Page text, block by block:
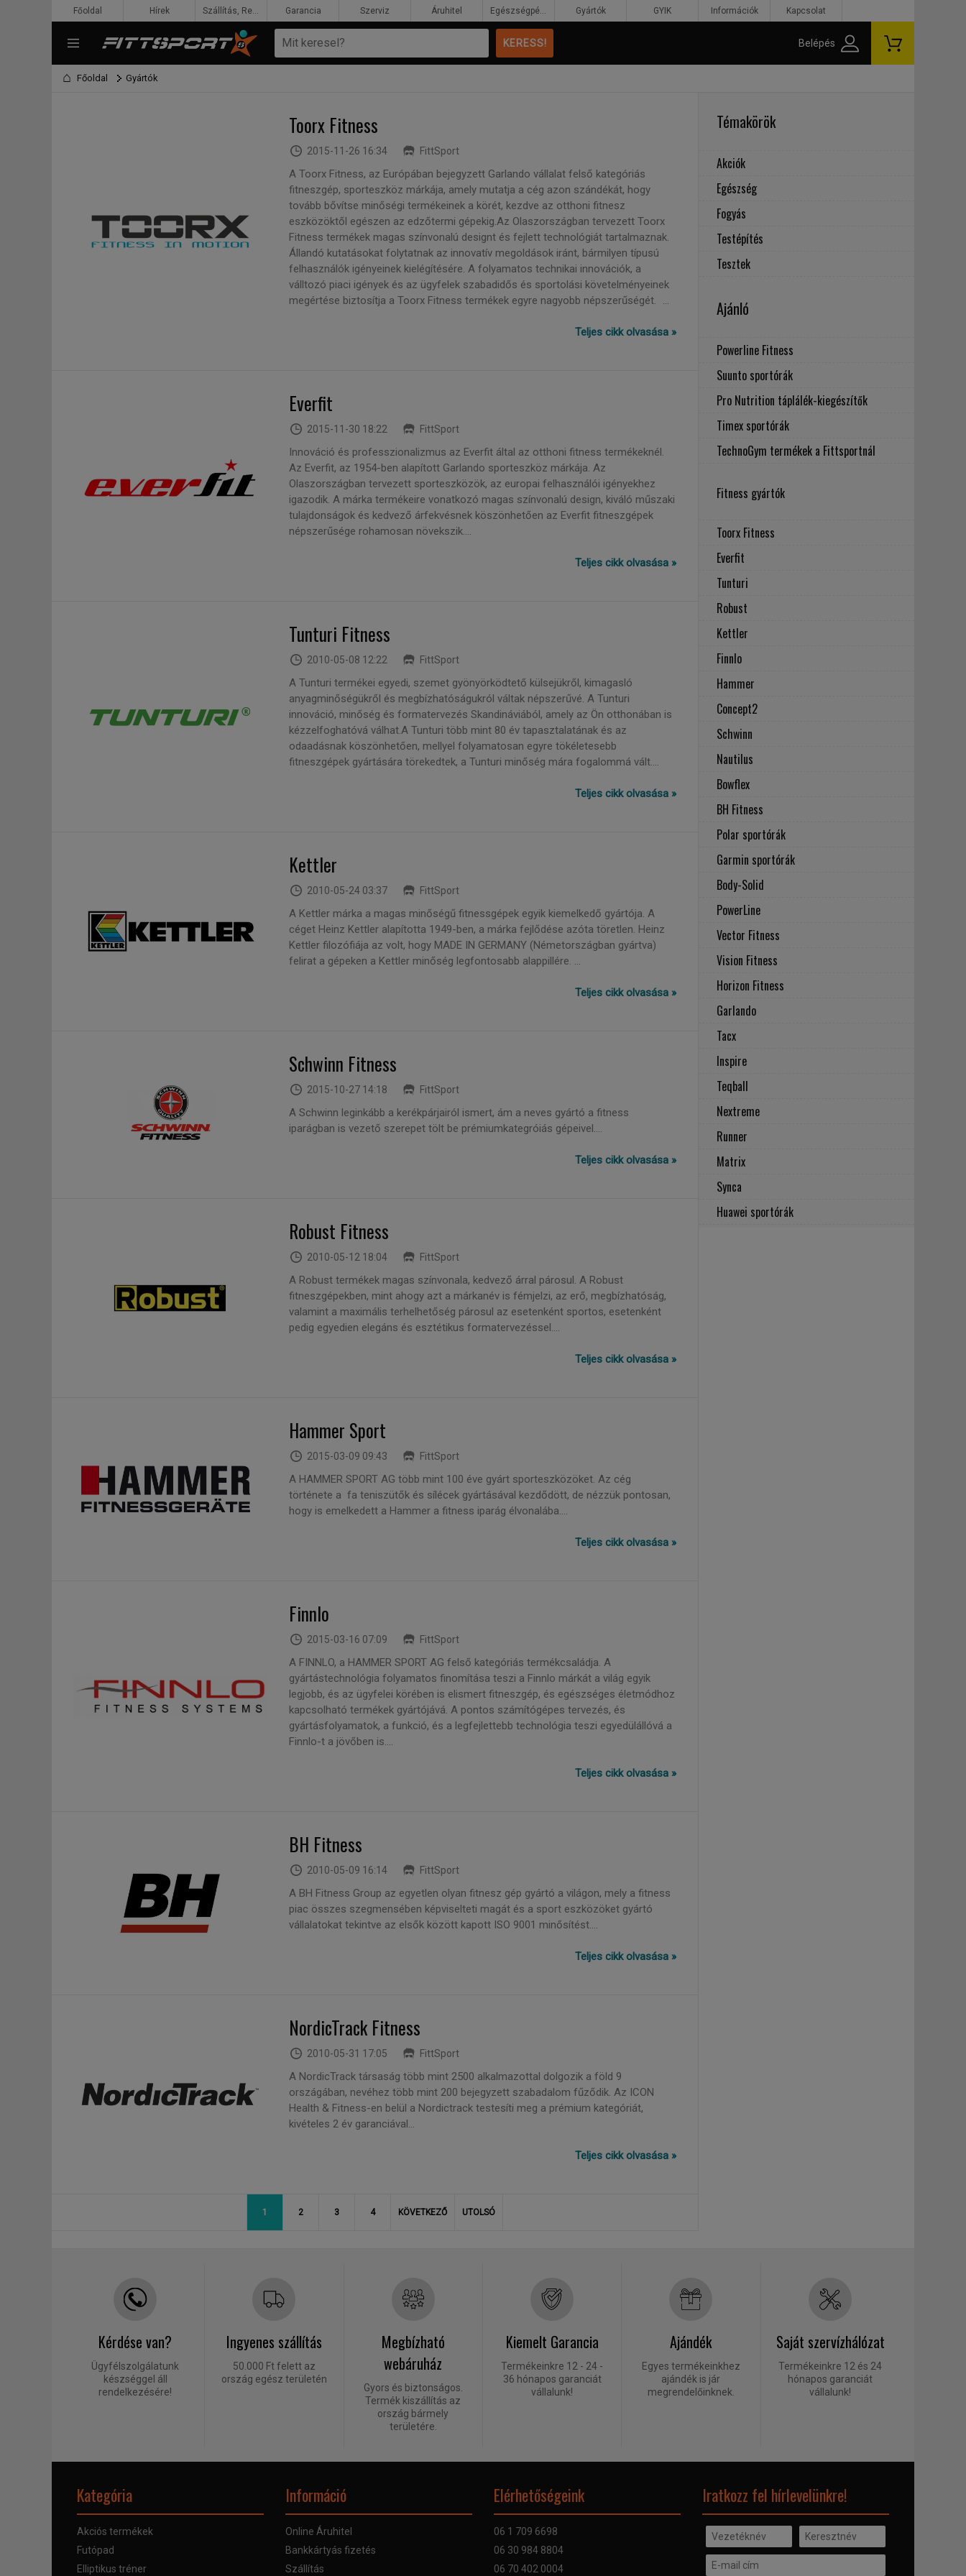
Főoldal Gyártók
Toorx Fitness
2015-11-26 16:34 FittSport
A Toorx Fitness, az Európában bejegyzett Garlando vállalat felső kategóriás
fitneszgép, sporteszköz márkája, amely mutatja a cég azon szándékát, hogy
tovább bővítse minőségi termékeinek a körét, kezdve az otthoni fitnesz
eszközöktől egészen az edzőtermi gépekig.Az Olaszországban tervezett Toorx
Fitness termékek magas színvonalú designt és fejlett technológiát tartalmaznak.
Állandó kutatásokat folytatnak az innovatív megoldások iránt, bármilyen típusú
felhasználók igényeinek kielégítésére. A folyamatos technikai innovációk, a
válltozó piaci igények és az ügyfelek szabadidős és sportolási követelményeinek
megértése biztosítja a Toorx Fitness termékek egyre nagyobb népszerűségét. ...
Teljes cikk olvasása »
Everfit
2015-11-30 18:22 FittSport
Innováció és professzionalizmus az Everfit által az otthoni fitness termékeknél.
Az Everfit, az 1954-ben alapított Garlando sporteszköz márkája. Az
Olaszországban tervezett sporteszközök, az europai felhasználói igényekhez
igazodik. A márka termékeire vonatkozó magas színvonalú design, kiváló műszaki
tulajdonságok és kedvező árfekvésnek köszönhetően az Everfit fitneszgépek
népszerűsége rohamosan növekszik....
Teljes cikk olvasása »
Tunturi Fitness
2010-05-08 12:22 FittSport
A Tunturi termékei egyedi, szemet gyönyörködtető külsejükről, kimagasló
anyagminőségükről és megbízhatóságukról váltak népszerűvé. A Tunturi
innováció, minőség és formatervezés Skandináviából, amely az Ön otthonában is
kézzelfoghatóvá válhat.A Tunturi több mint 80 év tapasztalatának és az
odaadásnak köszönhetően, mellyel folyamatosan egyre tökéletesebb
fitneszgépek gyártására törekedtek, a Tunturi minőség mára fogalommá vált....
Teljes cikk olvasása »
Kettler
2010-05-24 03:37 FittSport
A Kettler márka a magas minőségű fitnessgépek egyik kiemelkedő gyártója. A
céget Heinz Kettler alapította 1949-ben, a márka fejlődése azóta töretlen. Heinz
Kettler filozófiája az volt, hogy MADE IN GERMANY (Németországban gyártva)
felirat a gépeken a Kettler minőség legfontosabb alappillére. ...
Teljes cikk olvasása »
Schwinn Fitness
2015-10-27 14:18 FittSport
A Schwinn leginkább a kerékpárjairól ismert, ám a neves gyártó a fitness
iparágban is vezető szerepet tölt be prémiumkategróiás gépeivel....
Teljes cikk olvasása »
Robust Fitness
2010-05-12 18:04 FittSport
A Robust termékek magas színvonala, kedvező árral párosul. A Robust
fitneszgépekben, mint ahogy azt a márkanév is fémjelzi, az erő, megbízhatóság,
valamint a maximális terhelhetőség párosul az esetenként sportos, esetenként
pedig egyedien elegáns és esztétikus formatervezéssel....
Teljes cikk olvasása »
Hammer Sport
2015-03-09 09:43 FittSport
A HAMMER SPORT AG több mint 100 éve gyárt sporteszközöket. Az cég
története a fa teniszütők és sílécek gyártásával kezdődött, de nézzük pontosan,
hogy is emelkedett a Hammer a fitness iparág élvonalába....
Teljes cikk olvasása »
Finnlo
2015-03-16 07:09 FittSport
A FINNLO, a HAMMER SPORT AG felső kategóriás termékcsaládja. A
gyártástechnológia folyamatos finomítása teszi a Finnlo márkát a világ egyik
legjobb, és az ügyfelei körében is elismert fitneszgép, és egészséges életmódhoz
kapcsolható termékek gyártójává. A pontos számítógépes tervezés, és
gyártásfolyamatok, a funkció, és a legfejlettebb technológia teszi egyedülállóvá a
Finnlo-t a jövőben is....
Teljes cikk olvasása »
BH Fitness
2010-05-09 16:14 FittSport
A BH Fitness Group az egyetlen olyan fitnesz gép gyártó a világon, mely a fitness
piac összes szegmensében képviselteti magát és a sport eszközöket gyártó
vállalatokat tekintve az elsők között kapott ISO 9001 minősítést....
Teljes cikk olvasása »
NordicTrack Fitness
2010-05-31 17:05 FittSport
A NordicTrack társaság több mint 2500 alkalmazottal dolgozik a föld 9
országában, nevéhez több mint 200 bejegyzett szabadalom fűződik. Az ICON
Health & Fitness-en belül a Nordictrack testesíti meg a prémium kategóriát,
kivételes 2 év garanciával...
Teljes cikk olvasása »
1 2 3 4 KÖVETKEZŐ UTOLSÓ
Témakörök
Akciók
Egészség
Fogyás
Testépítés
Tesztek
Ajánló
Powerline Fitness
Suunto sportórák
Pro Nutrition táplálék-kiegészítők
Timex sportórák
TechnoGym termékek a Fittsportnál
Fitness gyártók
Toorx Fitness
Everfit
Tunturi
Robust
Kettler
Finnlo
Hammer
Concept2
Schwinn
Nautilus
Bowflex
BH Fitness
Polar sportórák
Garmin sportórák
Body-Solid
PowerLine
Vector Fitness
Vision Fitness
Horizon Fitness
Garlando
Tacx
Inspire
Teqball
Nextreme
Runner
Matrix
Synca
Huawei sportórák
Kérdése van?
Ügyfélszolgálatunk
készséggel áll
rendelkezésére!
Ingyenes szállítás
50.000 Ft felett az
ország egész területén
Megbízható
webáruház
Gyors és biztonságos.
Termék kiszállítás az
ország bármely
területére.
Kiemelt Garancia
Termékeinkre 12 - 24 -
36 hónapos garanciát
vállalunk!
Ajándék
Egyes termékeinkhez
ajándék is jár
megrendelőinknek.
Saját szervízhálózat
Termékeinkre 12 és 24
hónapos garanciát
vállalunk!
Kategória
Akciós termékek
Futópad
Elliptikus tréner
Információ
Online Áruhitel
Bankkártyás fizetés
Szállítás
Elérhetőségeink
06 1 709 6698
06 30 984 8804
06 70 402 0004
Iratkozz fel hírlevelünkre!
Főoldal Hírek Szállítás, Rendelés, Fizetés Garancia Szerviz Áruhitel Egészségpénztár Gyártók GYIK Információk Kapcsolat
Belépés